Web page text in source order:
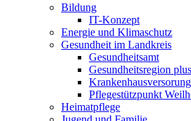
Bildung
IT-Konzept
Energie und Klimaschutz
Gesundheit im Landkreis
Gesundheitsamt
Gesundheitsregion plus
Pflegestützpunkt
Heimatpflege